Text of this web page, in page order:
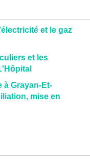
et le gaz
et les
à Grayan-Et-
mise en